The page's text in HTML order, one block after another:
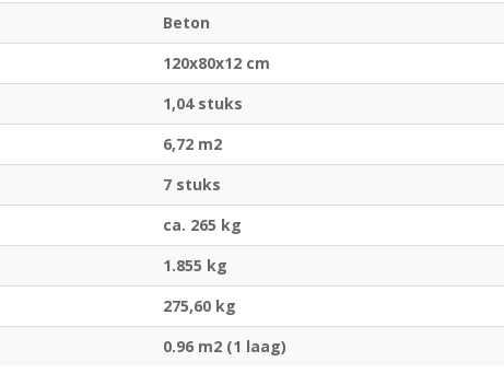
Beton
120x80x12 cm
1,04 stuks
6,72 m2
7 stuks
ca. 265 kg
1.855 kg
275,60 kg
0.96 m2 (1 laag)